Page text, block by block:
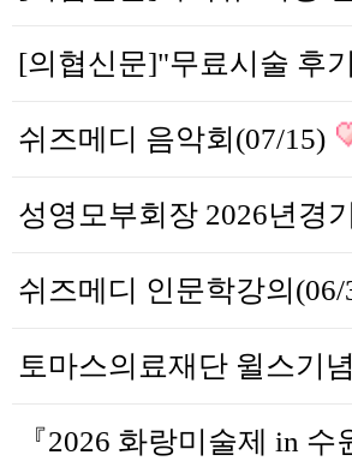
쉬즈메디 음악회(07/15)
쉬즈메디 인문학강의(06/
『2026 화랑미술제 in 수